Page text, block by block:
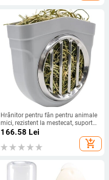
Hrănitor pentru fân pentru animale
mici, rezistent la mestecat, suport
pentru lucernă cu grilă pentru
guineea cușcă chinchilla hutch crat
166.58 Lei
add_shopping_cart